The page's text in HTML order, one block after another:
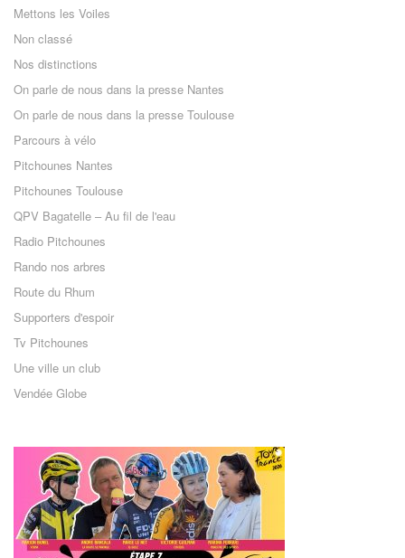
Mettons les Voiles
Non classé
Nos distinctions
On parle de nous dans la presse Nantes
On parle de nous dans la presse Toulouse
Parcours à vélo
Pitchounes Nantes
Pitchounes Toulouse
QPV Bagatelle – Au fil de l'eau
Radio Pitchounes
Rando nos arbres
Route du Rhum
Supporters d'espoir
Tv Pitchounes
Une ville un club
Vendée Globe